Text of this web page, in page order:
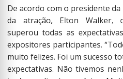
De acordo com o presidente
da atração, Elton Walker,
superou todas as
expositores participantes.
muito felizes. Foi um sucesso
expectativas. Não tivemos